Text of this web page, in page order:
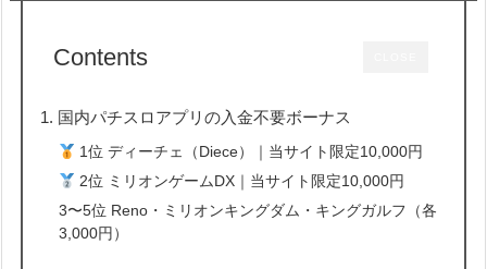
Contents
1. 国内パチスロアプリの入金不要ボーナス
1位 ディーチェ（Diece）｜当サイト限定10,000円
2位 ミリオンゲームDX｜当サイト限定10,000円
3〜5位 Reno・ミリオンキングダム・キングガルフ（各
3,000円）